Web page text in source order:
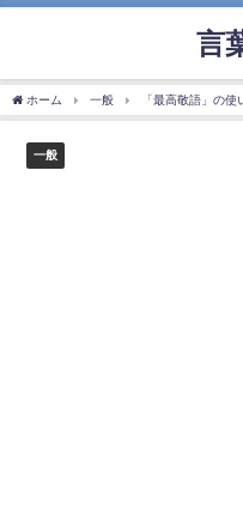
言
ホーム 一般 「最高敬語」の
一般